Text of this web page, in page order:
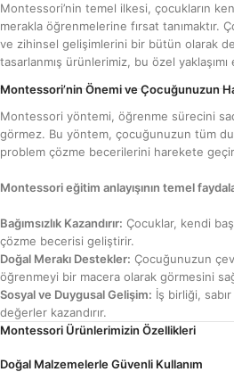
Montessori’nin temel ilkesi, çocukların
merakla öğrenmelerine fırsat tanımaktır.
ve zihinsel gelişimlerini bir bütün olarak
tasarlanmış ürünlerimiz, bu özel yaklaşımı
Montessori’nin Önemi ve Çocuğunuzun
Montessori yöntemi, öğrenme sürecini
görmez. Bu yöntem, çocuğunuzun tüm
problem çözme becerilerini harekete
Montessori eğitim anlayışının temel
Bağımsızlık Kazandırır: Çocuklar, kendi
çözme becerisi geliştirir.
Doğal Merakı Destekler: Çocuğunuzun
öğrenmeyi bir macera olarak görmesini
Sosyal ve Duygusal Gelişim: İş birliği,
değerler kazandırır.
Montessori Ürünlerimizin Özellikleri
Doğal Malzemelerle Güvenli Kullanım